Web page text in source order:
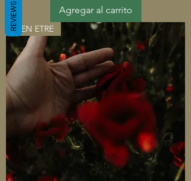
Agregar al carrito
BIEN ETRE
REVIEWS